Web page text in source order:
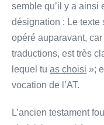
semble qu’il y a ainsi
désignation : Le texte
opéré auparavant,
traductions, est très
lequel tu as choisi »;
vocation de l’AT.
L’ancien testament